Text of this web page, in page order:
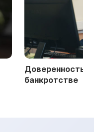
Доверенность
банкротстве